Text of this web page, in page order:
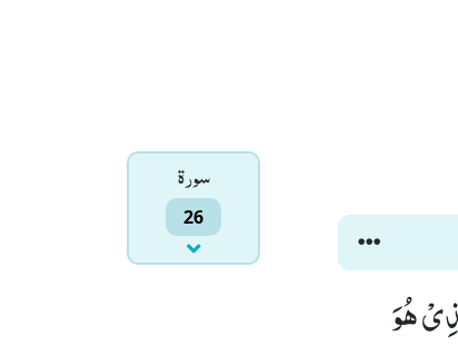
سورۃ
26
خَلَقَنِیْ فَهُوَ یَهْدِیْنِۙ (78) وَ الَّذِیْ هُوَ